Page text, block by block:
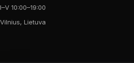
I–V 10:00–19:00
Vilnius, Lietuva